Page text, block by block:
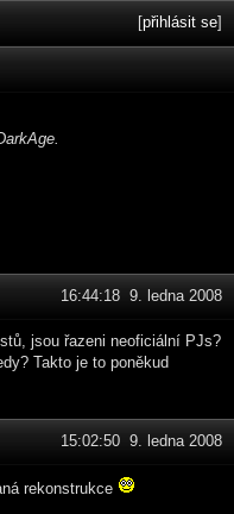
[přihlásit se]
16:44:18 9. ledna 2008
jsou řazeni neoficiální PJs?
Takto je to poněkud
15:02:50 9. ledna 2008
rekonstrukce